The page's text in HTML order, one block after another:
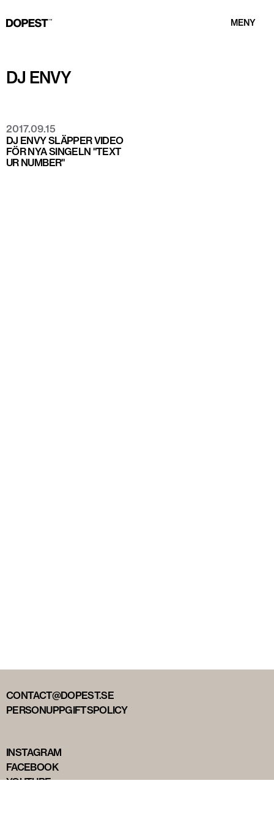
MENY
DJ ENVY
2017.09.15
DJ ENVY SLÄPPER VIDEO
FÖR NYA SINGELN "TEXT
UR NUMBER"
CONTACT@DOPEST.SE
PERSONUPPGIFTSPOLICY
INSTAGRAM
FACEBOOK
YOUTUBE